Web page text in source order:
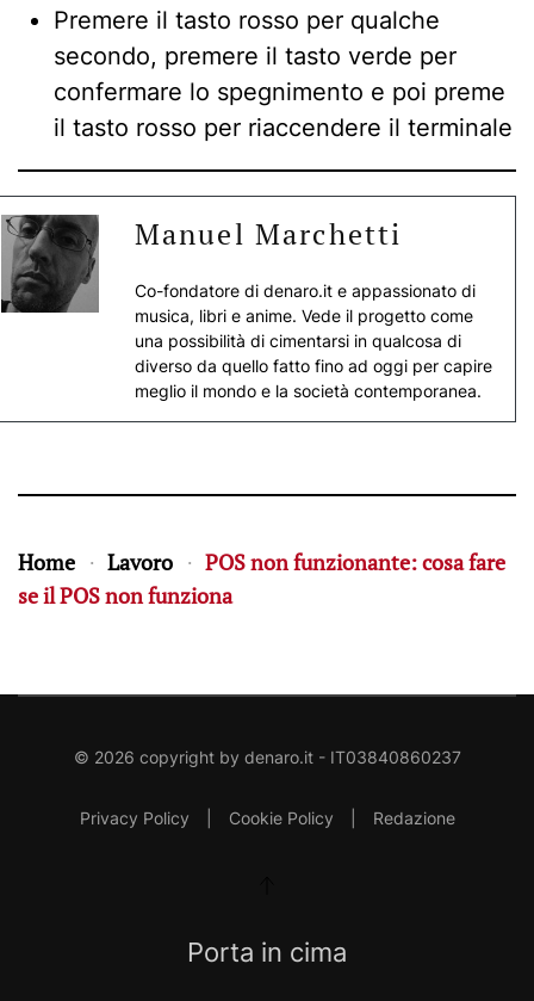
Premere il tasto rosso per qualche
secondo, premere il tasto verde per
confermare lo spegnimento e poi preme
il tasto rosso per riaccendere il terminale
Manuel Marchetti
Co-fondatore di denaro.it e appassionato di
musica, libri e anime. Vede il progetto come
una possibilità di cimentarsi in qualcosa di
diverso da quello fatto fino ad oggi per capire
meglio il mondo e la società contemporanea.
Home Lavoro
POS non funzionante: cosa fare
se il POS non funziona
© 2026 copyright by denaro.it- IT03840860237
Privacy Policy Cookie Policy Redazione
Porta in cima